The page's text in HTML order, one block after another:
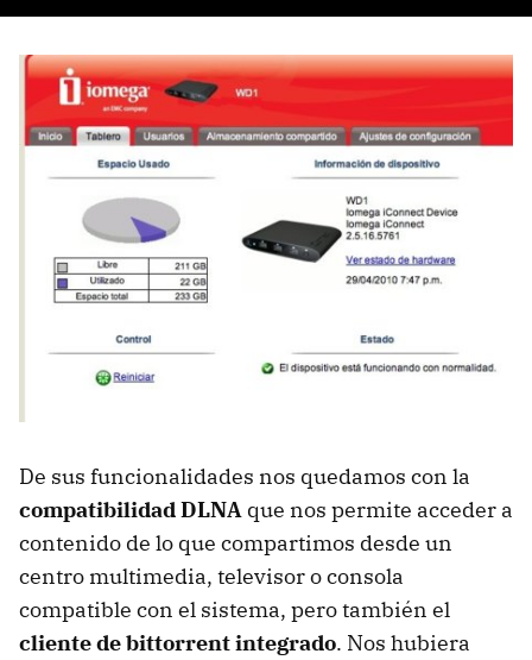
De sus funcionalidades nos quedamos con la
compatibilidad DLNA que nos permite acceder a
contenido de lo que compartimos desde un
centro multimedia, televisor o consola
compatible con el sistema, pero también el
cliente de bittorrent integrado. Nos hubiera